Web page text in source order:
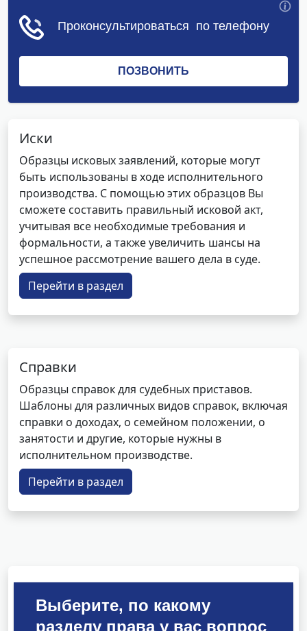
Иски
Образцы исковых заявлений, которые могут
быть использованы в ходе исполнительного
производства. С помощью этих образцов Вы
сможете составить правильный исковой акт,
учитывая все необходимые требования и
формальности, а также увеличить шансы на
успешное рассмотрение вашего дела в суде.
Перейти в раздел
Справки
Образцы справок для судебных приставов.
Шаблоны для различных видов справок, включая
справки о доходах, о семейном положении, о
занятости и другие, которые нужны в
исполнительном производстве.
Перейти в раздел